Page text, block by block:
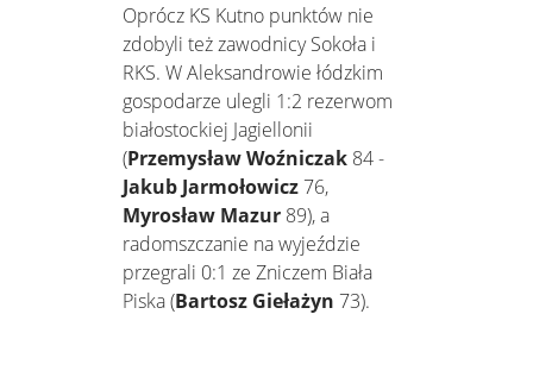
Oprócz KS Kutno punktów nie
zdobyli też zawodnicy Sokoła i
RKS. W Aleksandrowie łódzkim
gospodarze ulegli 1:2 rezerwom
białostockiej Jagiellonii
(Przemysław Woźniczak 84 -
Jakub Jarmołowicz 76,
Myrosław Mazur 89), a
radomszczanie na wyjeździe
przegrali 0:1 ze Zniczem Biała
Piska (Bartosz Giełażyn 73).